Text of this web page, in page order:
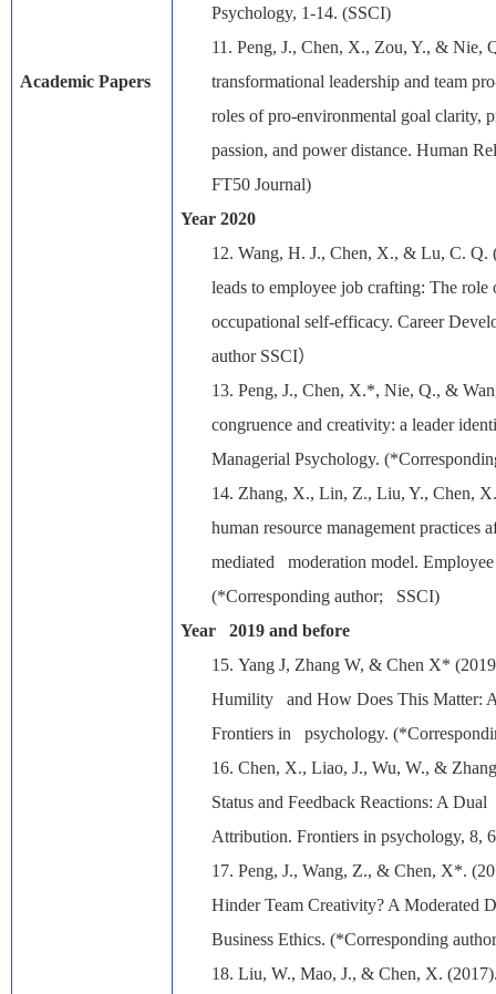
Academic Papers
Psychology, 1-14. (SSCI)
11. Peng, J., Chen, X., Zou, Y., &
transformational leadership and team
roles of pro-environmental goal clarity,
passion, and power distance. Human
FT50 Journal)
Year 2020
12. Wang, H. J., Chen, X., & Lu, C. Q.
leads to employee job crafting: The
occupational self-efficacy. Career
author SSCI）
13. Peng, J., Chen, X.*, Nie, Q., &
congruence and creativity: a leader
Managerial Psychology.
14. Zhang, X., Lin, Z., Liu, Y., Chen,
human resource management practices
mediated moderation model.
(*Corresponding author; SSCI)
Year 2019 and before
15. Yang J, Zhang W, & Chen X*
Humility and How Does This Matter:
Frontiers in psychology.
16. Chen, X., Liao, J., Wu, W., &
Status and Feedback Reactions: A
Attribution. Frontiers in psychology, 8,
17. Peng, J., Wang, Z., & Chen, X*.
Hinder Team Creativity? A Moderated
Business Ethics. (*Corresponding
18. Liu, W., Mao, J., & Chen, X.